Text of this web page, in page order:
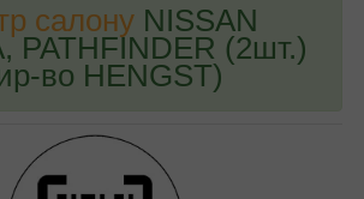
салону NISSAN
PATHFINDER (2шт.)
во HENGST)